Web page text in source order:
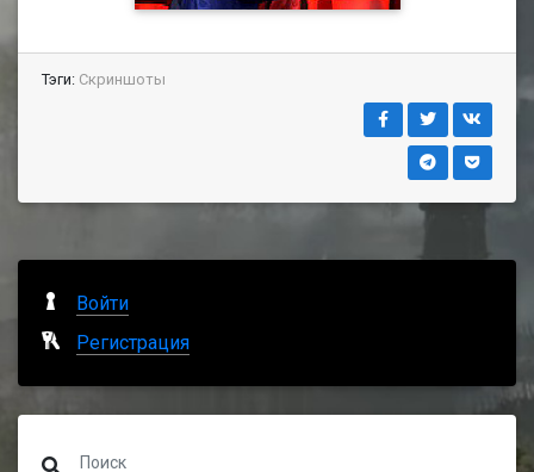
Тэги: Скриншоты
Войти
Регистрация